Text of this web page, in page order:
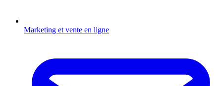
Marketing et vente en ligne